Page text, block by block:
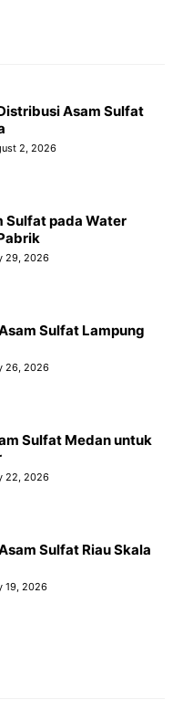
Asam Sulfat
2, 2026
Sulfat pada Water
29, 2026
Sulfat Lampung
26, 2026
Sulfat Medan untuk
22, 2026
Sulfat Riau Skala
19, 2026